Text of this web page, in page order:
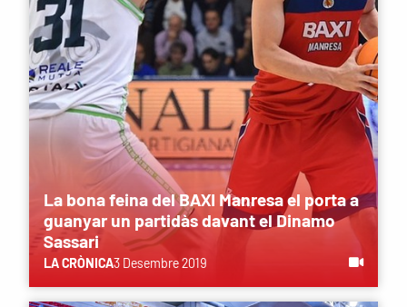
La bona feina del BAXI Manresa el porta a
guanyar un partidàs davant el Dinamo
Sassari
LA CRÒNICA3 Desembre 2019